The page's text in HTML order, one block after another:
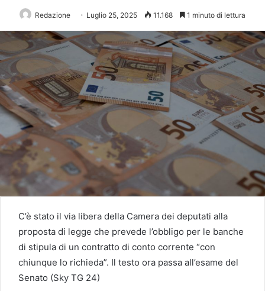
Redazione Luglio 25, 2025 11.168 1 minuto di lettura
C’è stato il via libera della Camera dei deputati alla
proposta di legge che prevede l’obbligo per le banche
di stipula di un contratto di conto corrente “con
chiunque lo richieda”. Il testo ora passa all’esame del
Senato (Sky TG 24)